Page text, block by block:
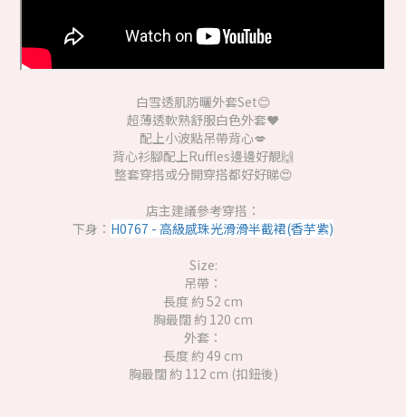
白雪透肌防曬外套Set😊
超薄透軟熟舒服白色外套❤️
配上小波點吊帶背心💋
背心衫腳配上Ruffles邊邊好靚🙌
整套穿搭或分開穿搭都好好睇😍
店主建議參考穿搭：
下身： H0767 - 高級感珠光滑滑半截裙(香芋紫)
Size:
吊帶：
長度 約 52 cm
胸最闊 約 120 cm
外套：
長度 約 49 cm
胸最闊 約 112 cm (扣鈕後)